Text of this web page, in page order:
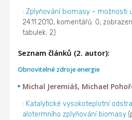
:Zplyňování biomasy – možnosti
24.11.2010, komentářů: 0,
tabulek: 2)
Seznam článků (2. autor):
Obnovitelné zdroje energie
Michal Jeremiáš, Michael
: Katalytické vysokoteplotní
alotermního zplyňování biomasy